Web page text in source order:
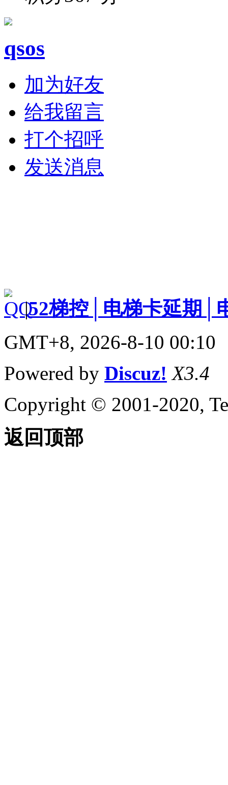
qsos
加为好友
给我留言
打个招呼
发送消息
|52梯控│电梯卡延期│
GMT+8, 2026-8-10 00:10
Powered by Discuz! X3.4
Copyright © 2001-2020,
返回顶部